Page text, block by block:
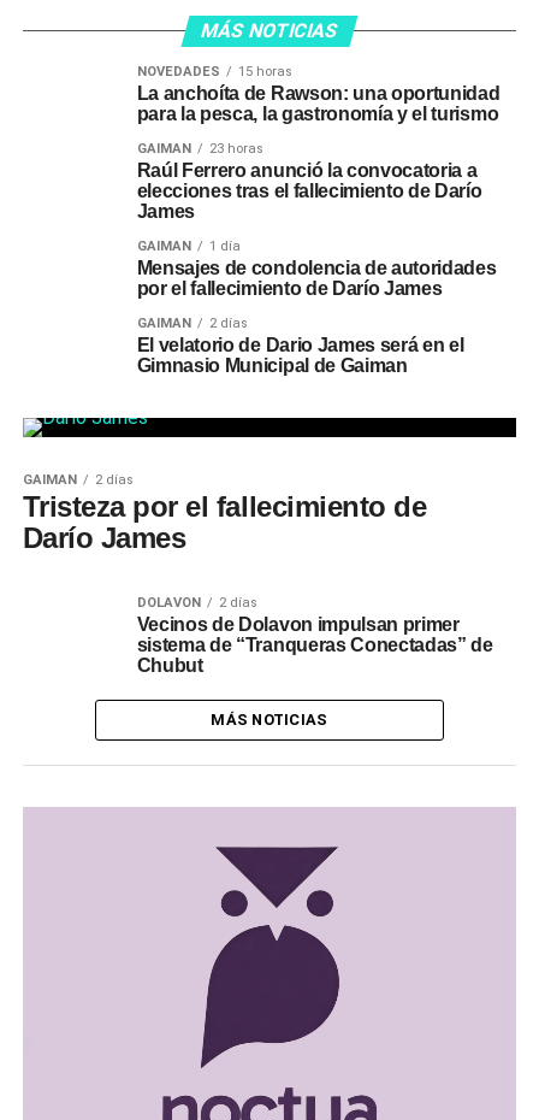
MÁS NOTICIAS
NOVEDADES 15 horas
La anchoíta de Rawson: una oportunidad
para la pesca, la gastronomía y el turismo
GAIMAN 23 horas
Raúl Ferrero anunció la convocatoria a
elecciones tras el fallecimiento de Darío
James
GAIMAN 1 día
Mensajes de condolencia de autoridades
por el fallecimiento de Darío James
GAIMAN 2 días
El velatorio de Dario James será en el
Gimnasio Municipal de Gaiman
GAIMAN 2 días
Tristeza por el fallecimiento de
Darío James
DOLAVON 2 días
Vecinos de Dolavon impulsan primer
sistema de “Tranqueras Conectadas” de
Chubut
MÁS NOTICIAS